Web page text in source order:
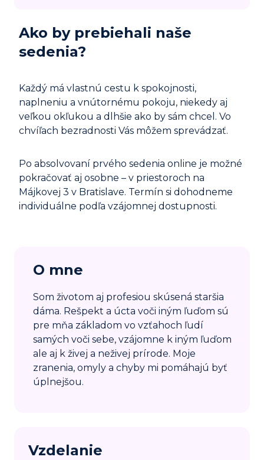
Ako by prebiehali naše
sedenia?
Každý má vlastnú cestu k spokojnosti,
naplneniu a vnútornému pokoju, niekedy aj
veľkou okľukou a dlhšie ako by sám chcel. Vo
chvíľach bezradnosti Vás môžem sprevádzať.
Po absolvovaní prvého sedenia online je možné
pokračovať aj osobne – v priestoroch na
Májkovej 3 v Bratislave. Termín si dohodneme
individuálne podľa vzájomnej dostupnosti.
O mne
Som životom aj profesiou skúsená staršia
dáma. Rešpekt a úcta voči iným ľuďom sú
pre mňa základom vo vzťahoch ľudí
samých voči sebe, vzájomne k iným ľuďom
ale aj k živej a neživej prírode. Moje
zranenia, omyly a chyby mi pomáhajú byť
úplnejšou.
Vzdelanie